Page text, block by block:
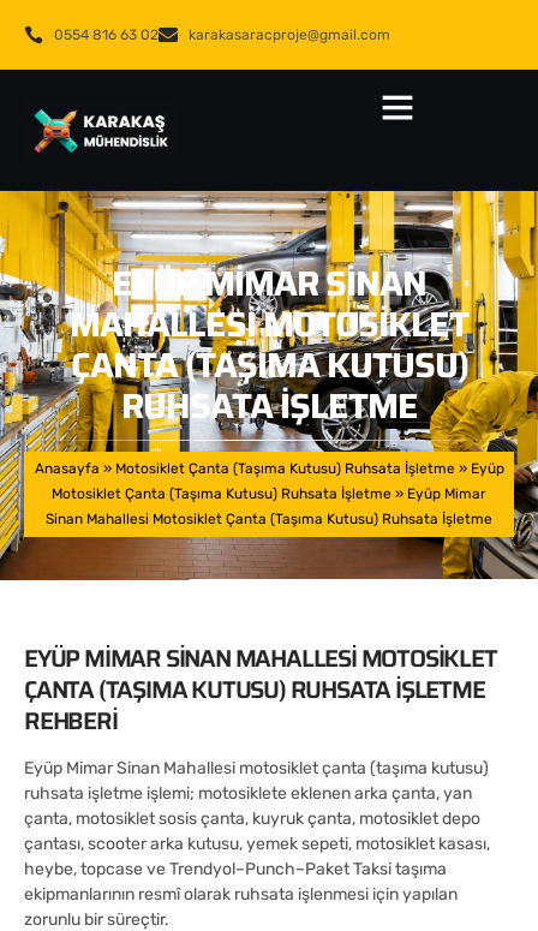
0554 816 63 02 karakasaracproje@gmail.com
EYÜP MIMAR SINAN
MAHALLESI MOTOSIKLET
ÇANTA (TAŞIMA KUTUSU)
RUHSATA İŞLETME
Anasayfa » Motosiklet Çanta (Taşıma Kutusu) Ruhsata İşletme » Eyüp
Motosiklet Çanta (Taşıma Kutusu) Ruhsata İşletme » Eyüp Mimar
Sinan Mahallesi Motosiklet Çanta (Taşıma Kutusu) Ruhsata İşletme
EYÜP MIMAR SINAN MAHALLESI MOTOSIKLET
ÇANTA (TAŞIMA KUTUSU) RUHSATA İŞLETME
REHBERI
Eyüp Mimar Sinan Mahallesi motosiklet çanta (taşıma kutusu)
ruhsata işletme işlemi; motosiklete eklenen arka çanta, yan
çanta, motosiklet sosis çanta, kuyruk çanta, motosiklet depo
çantası, scooter arka kutusu, yemek sepeti, motosiklet kasası,
heybe, topcase ve Trendyol–Punch–Paket Taksi taşıma
ekipmanlarının resmî olarak ruhsata işlenmesi için yapılan
zorunlu bir süreçtir.